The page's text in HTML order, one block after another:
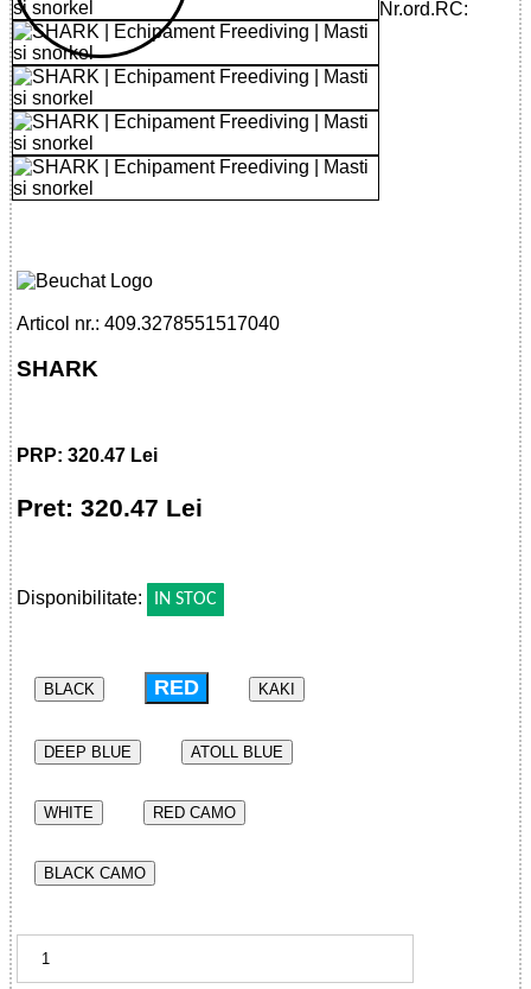
Articol nr.: 409.3278551517040
SHARK
PRP: 320.47 Lei
Pret: 320.47 Lei
Disponibilitate:
IN STOC
BLACK RED KAKI
DEEP BLUE ATOLL BLUE
WHITE RED CAMO
BLACK CAMO
Nr.ord.RC: